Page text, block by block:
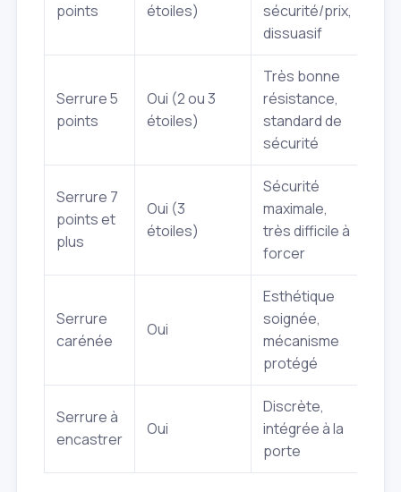
points
étoiles)
sécurité/prix,
dissuasif
Serrure 5
points
Oui (2 ou 3
étoiles)
Très bonne
résistance,
standard de
sécurité
Serrure 7
points et
plus
Oui (3
étoiles)
Sécurité
maximale,
très difficile à
forcer
Serrure
carénée
Oui
Esthétique
soignée,
mécanisme
protégé
Serrure à
encastrer
Oui
Discrète,
intégrée à la
porte